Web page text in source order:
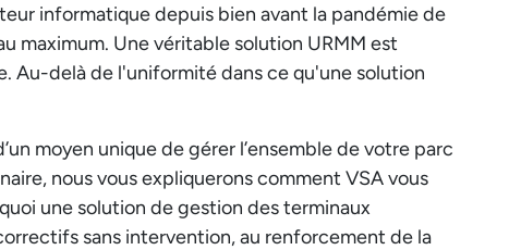
informatique depuis bien avant la pandémie de
maximum. Une véritable solution URMM est
Au-delà de l'uniformité dans ce qu'une solution
moyen unique de gérer l’ensemble de votre parc
nous vous expliquerons comment VSA vous
une solution de gestion des terminaux
sans intervention, au renforcement de la